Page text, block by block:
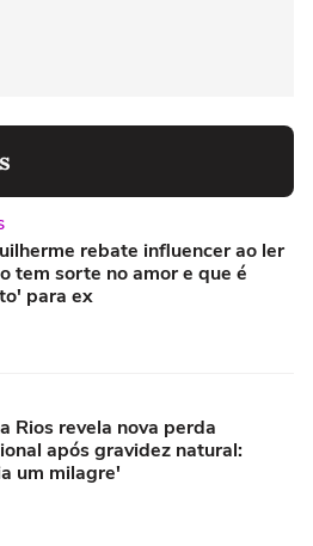
rebate influencer ao ler
tem sorte no amor e que é
para ex
Rios revela nova perda
após gravidez natural:
um milagre'